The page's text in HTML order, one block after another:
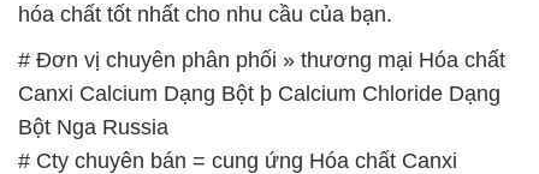
hóa chất tốt nhất cho nhu cầu của bạn.
# Đơn vị chuyên phân phối » thương mại Hóa chất
Canxi Calcium Dạng Bột þ Calcium Chloride Dạng
Bột Nga Russia
# Cty chuyên bán = cung ứng Hóa chất Canxi